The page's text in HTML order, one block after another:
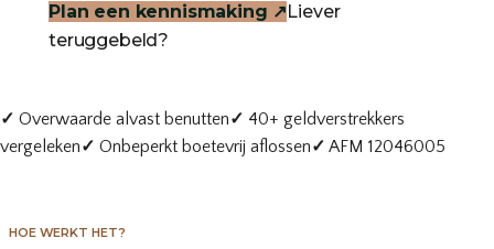
Plan een kennismaking ↗Liever
teruggebeld?
✓ Overwaarde alvast benutten✓ 40+ geldverstrekkers
vergeleken✓ Onbeperkt boetevrij aflossen✓ AFM 12046005
HOE WERKT HET?